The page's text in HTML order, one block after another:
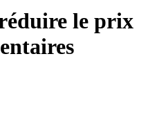
le prix